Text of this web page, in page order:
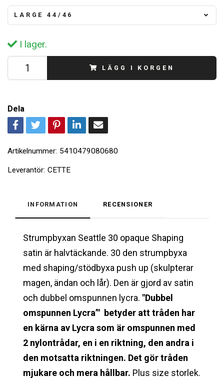
LARGE 44/46
I lager.
LÄGG I KORGEN
Dela
Artikelnummer: 5410479080680
Leverantör: CETTE
INFORMATION RECENSIONER
Strumpbyxan Seattle 30 opaque Shaping
satin är halvtäckande. 30 den strumpbyxa
med shaping/stödbyxa push up (skulpterar
magen, ändan och lår). Den är gjord av satin
och dubbel omspunnen lycra. "Dubbel
omspunnen Lycra’" betyder att tråden har
en kärna av Lycra som är omspunnen med
2 nylontrådar, en i en riktning, den andra i
den motsatta riktningen. Det gör tråden
mjukare och mera hållbar. Plus size storlek.